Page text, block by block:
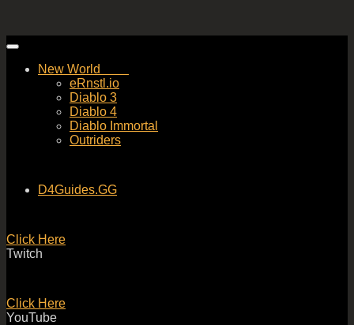
Skip
contentNew World
eRnstl.io
Diablo 3
Diablo 4
Diablo Immortal
Outriders
D4Guides.GG
Click Here
Twitch
Click Here
YouTube